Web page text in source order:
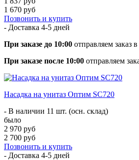
1 670 руб
Позвонить и купить
- Доставка 4-5 дней
При заказе до 10:00 отправляем заказ
При заказе после 10:00 отправляем
Насадка на унитаз Оптим SC720
- В наличии 11 шт. (осн. склад)
было
2 970 руб
2 700 руб
Позвонить и купить
- Доставка 4-5 дней